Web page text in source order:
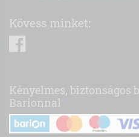
Kövess minket:
Kényelmes, biztonságos
Barionnal